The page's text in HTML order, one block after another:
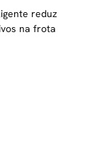
reduz
na frota